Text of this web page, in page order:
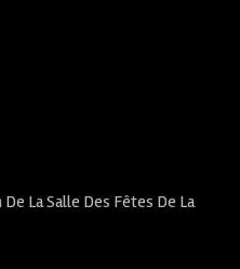
La Salle Des Fêtes De La